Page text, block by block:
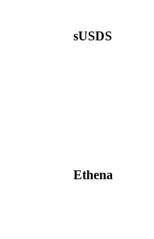
sUSDS
Ethena